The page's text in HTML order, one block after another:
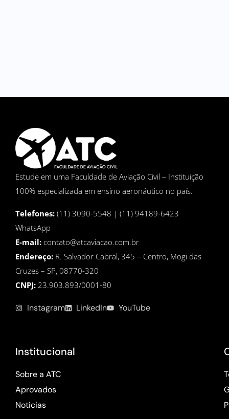
Estude em uma Faculdade de Aviação Civil – Instituição
100% especializada em ensino aeronáutico no país.
Telefones: (11) 3090-5548 | (11) 94189-6423
WhatsApp
E-mail: contato@atcaviacao.com.br
Endereço: R. Salvador Cabral, 345 – Centro, Mogi das
Cruzes – SP, 08770-320
CNPJ: 23.903.893/0001-80
Instagram LinkedIn YouTube
Institucional
Sobre a ATC
Aprovados
Noticias